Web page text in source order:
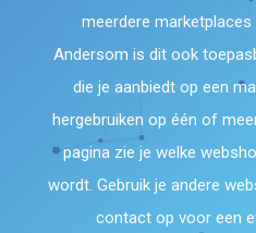
meerdere
Andersom is dit ook
die je aanbiedt op een
hergebruiken op één of
pagina zie je welke
wordt. Gebruik je andere
contact op voor een